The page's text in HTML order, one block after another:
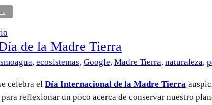
LAS
→
de la Madre Tierra
agua, ecosistemas, Google, Madre Tierra, naturaleza,
celebra el Día Internacional de la Madre Tierra
reflexionar un poco acerca de conservar nuestro